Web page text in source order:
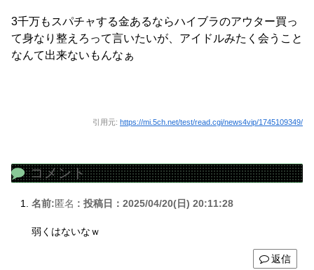
3千万もスパチャする金あるならハイブラのアウター買っ
て身なり整えろって言いたいが、アイドルみたく会うこと
なんて出来ないもんなぁ
引用元: https://mi.5ch.net/test/read.cgi/news4vip/1745109349/
コメント
名前:匿名 : 投稿日：2025/04/20(日) 20:11:28
弱くはないなｗ
返信